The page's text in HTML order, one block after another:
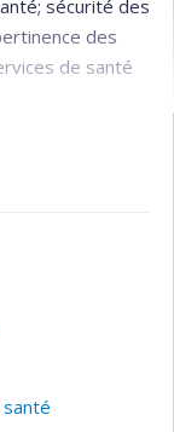
sécurité des
des
de santé
- Santé
Services de
sur